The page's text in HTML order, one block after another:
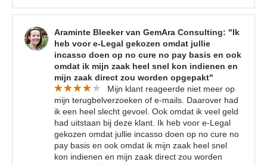
Araminte Bleeker van GemAra Consulting: "Ik
heb voor e-Legal gekozen omdat jullie
incasso doen op no cure no pay basis en ook
omdat ik mijn zaak heel snel kon indienen en
mijn zaak direct zou worden opgepakt"
Mijn klant reageerde niet meer op
mijn terugbelverzoeken of e-mails. Daarover had
ik een heel slecht gevoel. Ook omdat ik veel geld
had uitstaan bij deze klant. Ik heb voor e-Legal
gekozen omdat jullie incasso doen op no cure no
pay basis en ook omdat ik mijn zaak heel snel
kon indienen en mijn zaak direct zou worden